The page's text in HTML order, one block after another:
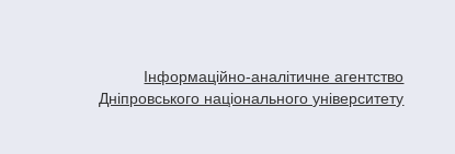
Інформаційно-аналітичне агентство
Дніпровського національного університету